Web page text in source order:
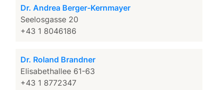
Dr. Andrea Berger-Kernmayer
Seelosgasse 20
+43 1 8046186
Dr. Roland Brandner
Elisabethallee 61-63
+43 1 8772347